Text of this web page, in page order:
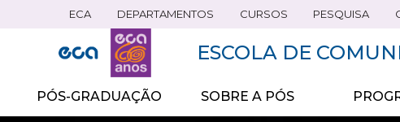
principal
ECA DEPARTAMENTOS CURSOS PESQUISA
ESCOLA DE
PÓS-GRADUAÇÃO SOBRE A PÓS